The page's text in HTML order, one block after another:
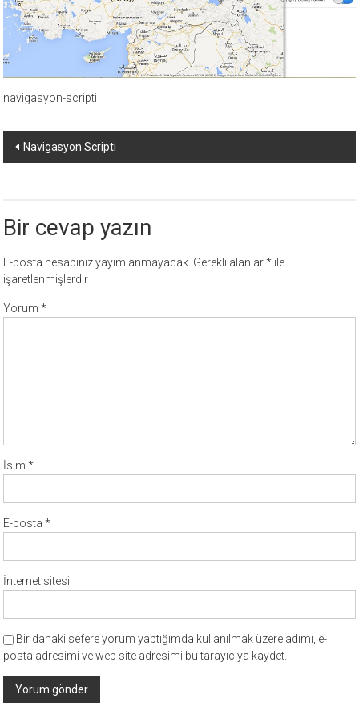
ücretli
temalar,
wordpress
php
temaları,
theme
download
sitesi.
navigasyon-scripti
Yazı
Navigasyon Scripti
Bir cevap yazın
E-posta hesabınız yayımlanmayacak. Gerekli alanlar* ile
işaretlenmişlerdir
Yorum*
İsim*
E-posta*
İnternet sitesi
Bir dahaki sefere yorum yaptığımda kullanılmak üzere adımı, e-
posta adresimi ve web site adresimi bu tarayıcıya kaydet.